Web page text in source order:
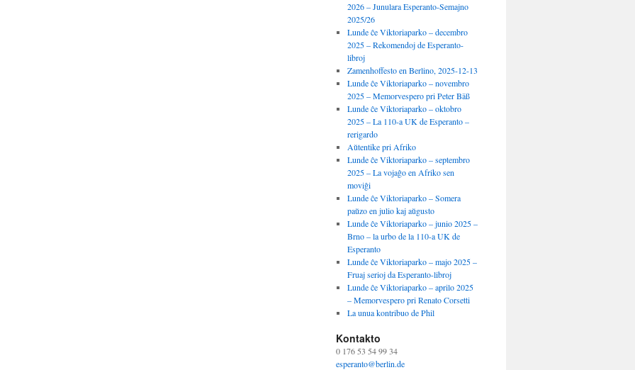
2026 – Junulara Esperanto-Semajno
2025/26
Lunde ĉe Viktoriaparko – decembro
2025 – Rekomendoj de Esperanto-
libroj
Zamenhoffesto en Berlino, 2025-12-13
Lunde ĉe Viktoriaparko – novembro
2025 – Memorvespero pri Peter Bäß
Lunde ĉe Viktoriaparko – oktobro
2025 – La 110-a UK de Esperanto –
rerigardo
Aŭtentike pri Afriko
Lunde ĉe Viktoriaparko – septembro
2025 – La vojaĝo en Afriko sen
moviĝi
Lunde ĉe Viktoriaparko – Somera
paŭzo en julio kaj aŭgusto
Lunde ĉe Viktoriaparko – junio 2025 –
Brno – la urbo de la 110-a UK de
Esperanto
Lunde ĉe Viktoriaparko – majo 2025 –
Fruaj serioj da Esperanto-libroj
Lunde ĉe Viktoriaparko – aprilo 2025
– Memorvespero pri Renato Corsetti
La unua kontribuo de Phil
Kontakto
0 176 53 54 99 34
esperanto@berlin.de